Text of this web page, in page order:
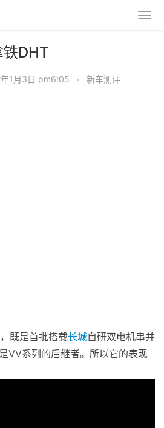
铁DHT
1月3日 pm6:05 • 新车测评
，既是首批搭载长城自研双电机串并
VV系列的后继者。所以它的表现